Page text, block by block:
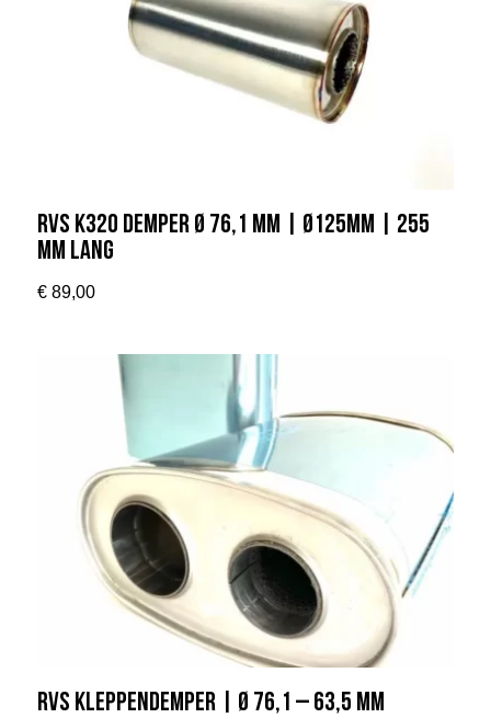
RVS K320 Demper Ø 76,1 mm | Ø125mm | 255
mm lang
€89,00
RVS Kleppendemper | Ø 76,1 – 63,5 mm